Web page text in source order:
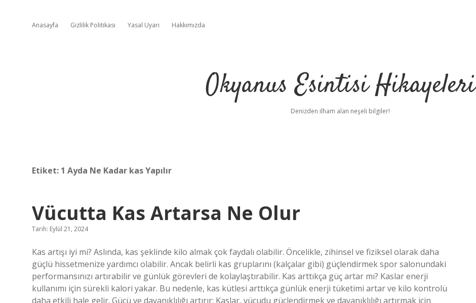
Anasayfa Gizlilik Politikası Yasal Uyarı Hakkımızda
Okyanus Esintisi Hikayeleri
Denizden ilham alan neşeli bilgiler!
Etiket: 1 Ayda Ne Kadar kas Yapılır
Vücutta Kas Artarsa Ne Olur
Tarih: Eylül 21, 2024
Kas artışı iyi mi? Aslında, kas şeklinde kilo almak çok faydalı olabilir. Öncelikle, zihinsel ve fiziksel olarak daha
güçlü hissetmenize yardımcı olabilir. Ancak belirli kas gruplarını (kalçalar gibi) güçlendirmek spor salonundaki
performansınızı artırabilir ve günlük görevleri de kolaylaştırabilir. Kas arttıkça güç artar mı? Kaslar enerji
kullanımı için sürekli kalori yakar. Bu nedenle, kas kütlesi arttıkça günlük enerji tüketimi artar ve kilo kontrolü
daha etkili hale gelir. Gücü ve dayanıklılığı artırır: Kaslar, vücudu güçlendirmek ve dayanıklılığı artırmak için